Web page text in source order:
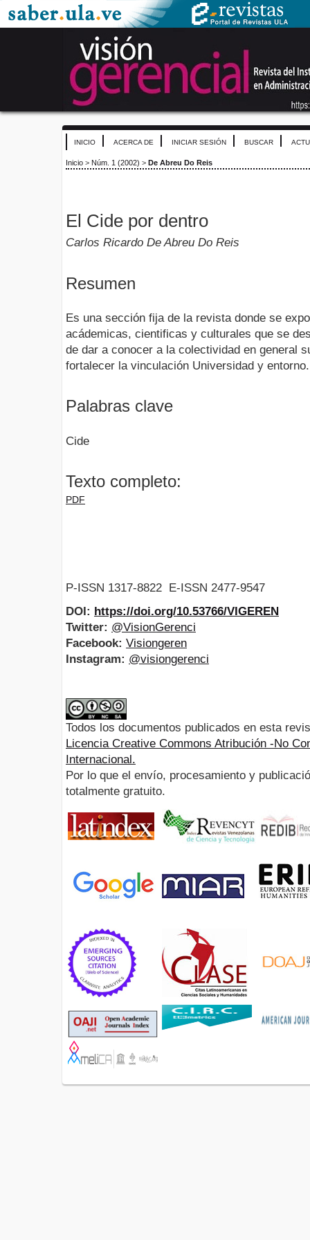
INICIO ACERCA DE INICIAR SESIÓN BUSCAR
Inicio > Núm. 1 (2002) > De Abreu Do Reis
El Cide por dentro
Carlos Ricardo De Abreu Do Reis
Resumen
Es una sección fija de la revista donde se
acádemicas, cientificas y culturales que se
de dar a conocer a la colectividad en general
fortalecer la vinculación Universidad y entorno.
Palabras clave
Cide
Texto completo:
PDF
P-ISSN 1317-8822 E-ISSN 2477-9547
DOI: https://doi.org/10.53766/VIGEREN
Twitter: @VisionGerenci
Facebook: Visiongeren
Instagram: @visiongerenci
Todos los documentos publicados en esta
Licencia Creative Commons Atribución -No
Internacional.
Por lo que el envío, procesamiento y
totalmente gratuito.